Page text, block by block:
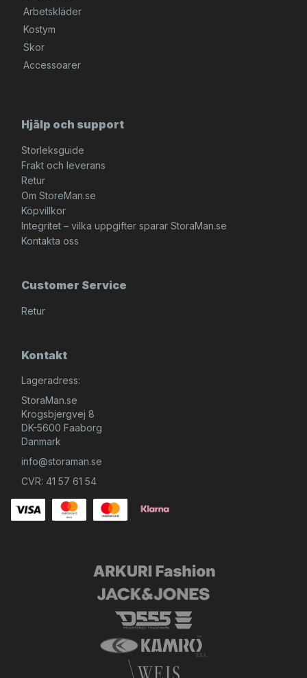
Arbetskläder
Kostym
Skor
Accessoarer
Hjälp och support
Storleksguide
Frakt och leverans
Retur
Om StoreMan.se
Köpvillkor
Integritet – vilka uppgifter sparar StoraMan.se
Kontakta oss
Customer Service
Retur
Kontakt
Lageradress:
StoraMan.se
Krogsbjergvej 8
DK-5600 Faaborg
Danmark
info@storaman.se
CVR: 41 57 61 54